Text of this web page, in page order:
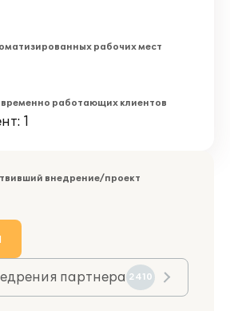
рабочих мест
работающих клиентов
1
внедрение/проект
партнера 2410